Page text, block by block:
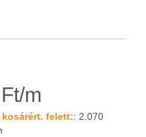
m
kosárért. felett:: 2.070